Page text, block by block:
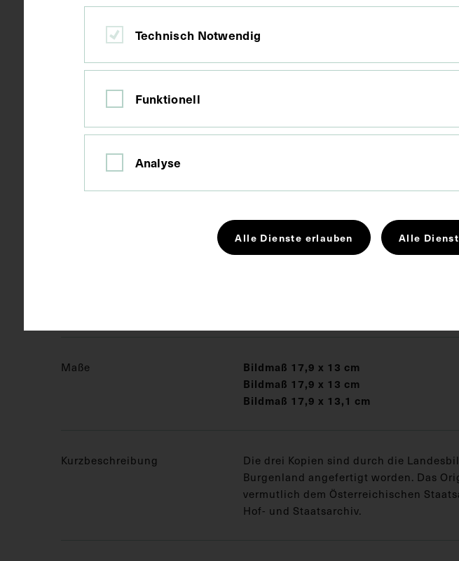
Gegenstand S/W Fotografie
Datierung um 1960
Ausführung Kopie
Wien
Maße
Bildmaß 17,9 x 13 cm
Bildmaß 17,9 x 13 cm
Bildmaß 17,9 x 13,1 cm
Kurzbeschreibung
Die drei Kopien sind durch die
Burgenland angefertigt worden. Das
vermutlich dem Österreichischen
Hof- und Staatsarchiv.
Technisch Notwendig
Funktionell
Analyse
Alle Dienste erlauben Alle